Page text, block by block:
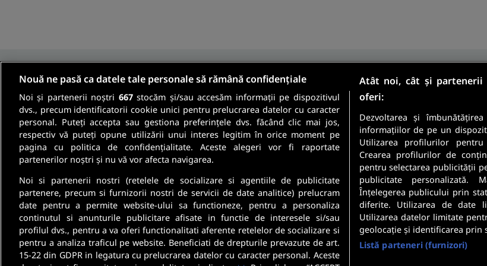
Fii informat
Aboneaza-te la newsletter-ul nostru si primeste cele mai recente
oferte de munca si informatii despre cariera direct in inbox-ul tau.
Sunt angajator
Securitatea datelor
Confidentialitate.
Nouă ne pasă ca datele tale personale să rămână confidențiale
Noi și partenerii noștri 667stocăm și/sau accesăm informații pe dispozitivul
dvs., precum identificatorii cookie unici pentru prelucrarea datelor cu caracter
personal. Puteți accepta sau gestiona preferințele dvs. făcând clic mai jos,
respectiv vă puteți opune utilizării unui interes legitim în orice moment pe
pagina cu politica de confidențialitate. Aceste alegeri vor fi raportate
partenerilor noștri și nu vă vor afecta navigarea.
Noi si partenerii nostri (retelele de socializare si agentiile de publicitate
partenere, precum si furnizorii nostri de servicii de date analitice) prelucram
date pentru a permite website-ului sa functioneze, pentru a personaliza
continutul si anunturile publicitare afisate in functie de interesele si/sau
profilul dvs., pentru a va oferi functionalitati aferente retelelor de socializare si
pentru a analiza traficul pe website. Beneficiati de drepturile prevazute de art.
15-22 din GDPR in legatura cu prelucrarea datelor cu caracter personal. Aceste
Atât noi, cât și
oferi:
Dezvoltarea și
informațiilor de pe un
Utilizarea profilurilor pentru
Crearea profilurilor de
pentru selectarea publicității
publicitate personalizată.
Înțelegerea publicului prin
diferite. Utilizarea de date
Utilizarea datelor limitate
geolocație și identificarea prin
Listă parteneri (furnizori)